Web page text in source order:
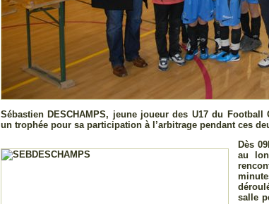
Sébastien DESCHAMPS, jeune joueur des U17 du
un trophée pour sa participation à l’arbitrage pendant ces
Dès
au
salle